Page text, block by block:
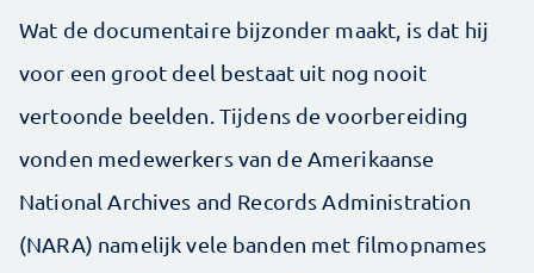
Wat de documentaire bijzonder maakt, is dat hij
voor een groot deel bestaat uit nog nooit
vertoonde beelden. Tijdens de voorbereiding
vonden medewerkers van de Amerikaanse
National Archives and Records Administration
(NARA) namelijk vele banden met filmopnames